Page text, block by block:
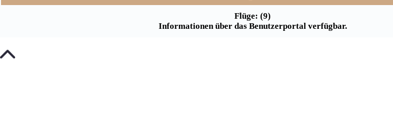
Flüge: (9)
Informationen über das Benutzerportal verfügbar.